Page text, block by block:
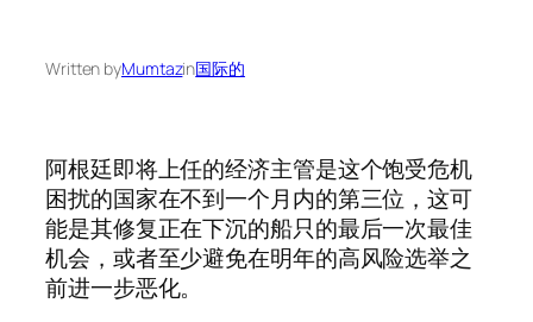
Written byMumtazin国际的
阿根廷即将上任的经济主管是这个饱受危机
困扰的国家在不到一个月内的第三位，这可
能是其修复正在下沉的船只的最后一次最佳
机会，或者至少避免在明年的高风险选举之
前进一步恶化。